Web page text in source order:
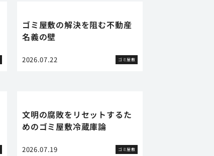
ゴミ屋敷の解決を阻む不動産
名義の壁
2026.07.22 ゴミ屋敷
文明の腐敗をリセットするた
めのゴミ屋敷冷蔵庫論
2026.07.19 ゴミ屋敷